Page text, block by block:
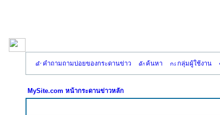
คำถามถามบ่อยของกระดานข่าว ค้นหา กลุ่มผู้ใช้งาน
MySite.com หน้ากระดานข่าวหลัก